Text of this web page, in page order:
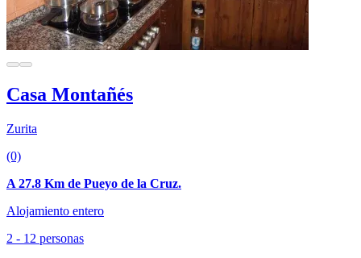
Casa Montañés
Zurita
(0)
A 27.8 Km de Pueyo de la Cruz.
Alojamiento entero
2 - 12 personas